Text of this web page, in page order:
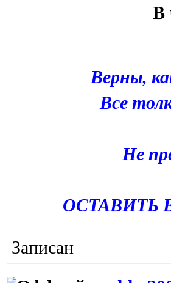
В
Верны,
Все
Не
ОСТАВИТЬ
Записан